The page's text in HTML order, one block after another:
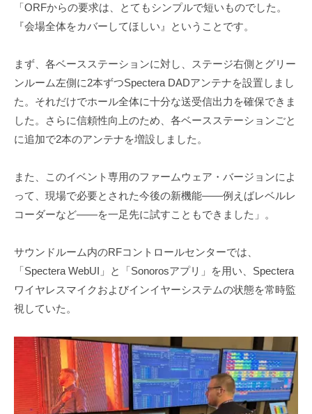
「ORFからの要求は、とてもシンプルで短いものでした。
『会場全体をカバーしてほしい』ということです。
まず、各ベースステーションに対し、ステージ右側とグリー
ンルーム左側に2本ずつSpectera DADアンテナを設置しまし
た。それだけでホール全体に十分な送受信出力を確保できま
した。さらに信頼性向上のため、各ベースステーションごと
に追加で2本のアンテナを増設しました。
また、このイベント専用のファームウェア・バージョンによ
って、現場で必要とされた今後の新機能――例えばレベルレ
コーダーなど――を一足先に試すこともできました」。
サウンドルーム内のRFコントロールセンターでは、
「Spectera WebUI」と「Sonorosアプリ」を用い、Spectera
ワイヤレスマイクおよびインイヤーシステムの状態を常時監
視していた。